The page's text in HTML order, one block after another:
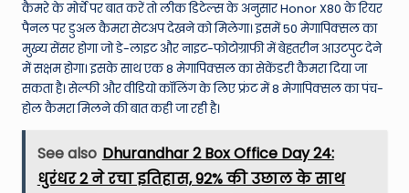
कैमरे के मोर्चे पर बात करें तो लीक डिटेल्स के अनुसार Honor X80 के रियर
पैनल पर डुअल कैमरा सेटअप देखने को मिलेगा। इसमें 50 मेगापिक्सल का
मुख्य सेंसर होगा जो डे-लाइट और नाइट-फोटोग्राफी में बेहतरीन आउटपुट देने
में सक्षम होगा। इसके साथ एक 8 मेगापिक्सल का सेकेंडरी कैमरा दिया जा
सकता है। सेल्फी और वीडियो कॉलिंग के लिए फ्रंट में 8 मेगापिक्सल का पंच-
होल कैमरा मिलने की बात कही जा रही है।
See also Dhurandhar 2 Box Office Day 24:
धुरंधर 2 ने रचा इतिहास, 92% की उछाल के साथ